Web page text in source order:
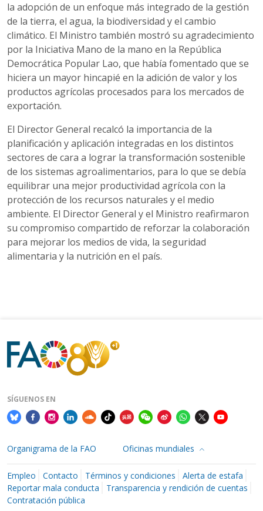
la adopción de un enfoque más integrado de la gestión
de la tierra, el agua, la biodiversidad y el cambio
climático. El Ministro también mostró su agradecimiento
por la Iniciativa Mano de la mano en la República
Democrática Popular Lao, que había fomentado que se
hiciera un mayor hincapié en la adición de valor y los
productos agrícolas procesados para los mercados de
exportación.
El Director General recalcó la importancia de la
planificación y aplicación integradas en los distintos
sectores de cara a lograr la transformación sostenible
de los sistemas agroalimentarios, para lo que se debía
equilibrar una mejor productividad agrícola con la
protección de los recursos naturales y el medio
ambiente. El Director General y el Ministro reafirmaron
su compromiso compartido de reforzar la colaboración
para mejorar los medios de vida, la seguridad
alimentaria y la nutrición en el país.
SÍGUENOS EN
Organigrama de la FAO Oficinas mundiales
Empleo Contacto Términos y condiciones
Alerta de estafa
Reportar mala conducta
Transparencia y rendición de cuentas
Contratación pública